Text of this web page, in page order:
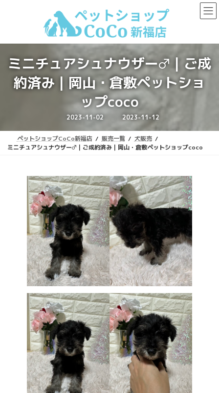
ツ
シ
ミニチュアシュナウザー♂｜ご成
約済み｜岡山・倉敷ペットショ
ップcoco
2023-11-02 最
終
新
日
時
:
2023-11-12
ペットショップCoCo新福店 販売一覧
犬販売
ミニチュアシュナウザー♂｜ご成約済み｜岡山・倉敷ペットショップcoco